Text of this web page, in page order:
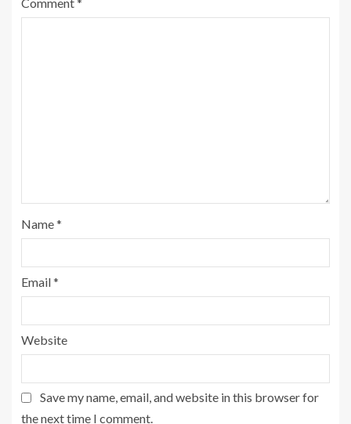
Name*
Email*
Website
Save my name, email, and website in this browser for
the next time I comment.